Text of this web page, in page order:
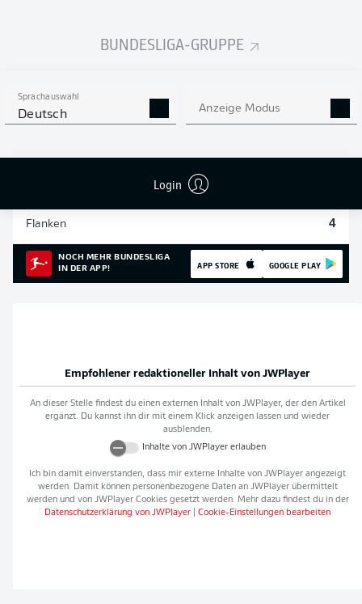
BUNDESLIGA-GRUPPE
Sprachauswahl
Deutsch Anzeige Modus
Login
Intensive Läufe
Flanken 4
NOCH MEHR BUNDESLIGA
IN DER APP!
APP STORE GOOGLE PLAY
Empfohlener redaktioneller Inhalt von JWPlayer
An dieser Stelle findest du einen externen Inhalt von JWPlayer, der den Artikel
ergänzt. Du kannst ihn dir mit einem Klick anzeigen lassen und wieder
ausblenden.
Inhalte von JWPlayererlauben
Ich bin damit einverstanden, dass mir externe Inhalte von JWPlayer angezeigt
werden. Damit können personenbezogene Daten an JWPlayerübermittelt
werden und von JWPlayerCookies gesetzt werden. Mehr dazu findest du in der
Datenschutzerklärung von JWPlayer Cookie-Einstellungen bearbeiten